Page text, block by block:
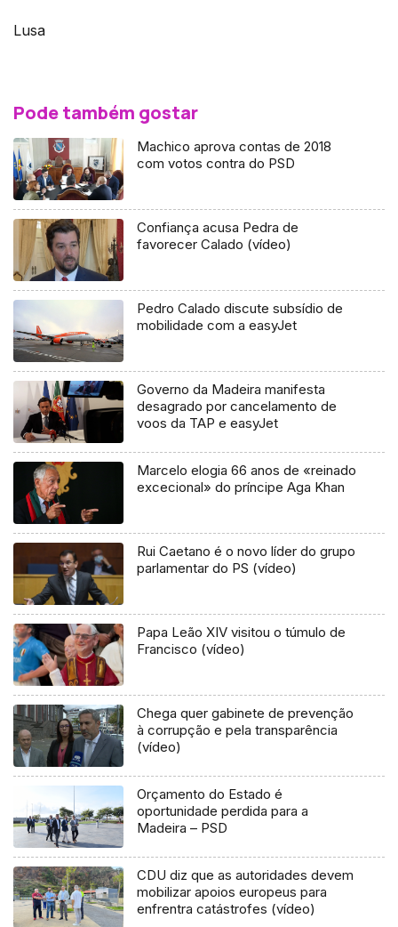
Lusa
Pode também gostar
Machico aprova contas de 2018
com votos contra do PSD
Confiança acusa Pedra de
favorecer Calado (vídeo)
Pedro Calado discute subsídio de
mobilidade com a easyJet
Governo da Madeira manifesta
desagrado por cancelamento de
voos da TAP e easyJet
Marcelo elogia 66 anos de «reinado
excecional» do príncipe Aga Khan
Rui Caetano é o novo líder do grupo
parlamentar do PS (vídeo)
Papa Leão XIV visitou o túmulo de
Francisco (vídeo)
Chega quer gabinete de prevenção
à corrupção e pela transparência
(vídeo)
Orçamento do Estado é
oportunidade perdida para a
Madeira – PSD
CDU diz que as autoridades devem
mobilizar apoios europeus para
enfrentra catástrofes (vídeo)